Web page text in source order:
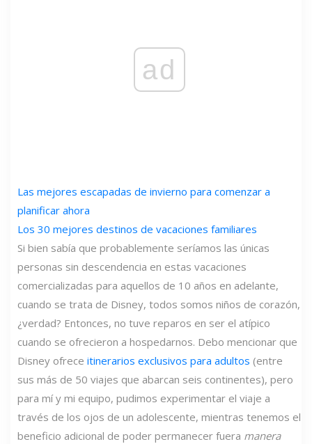
ad
Las mejores escapadas de invierno para comenzar a
planificar ahora
Los 30 mejores destinos de vacaciones familiares
Si bien sabía que probablemente seríamos las únicas
personas sin descendencia en estas vacaciones
comercializadas para aquellos de 10 años en adelante,
cuando se trata de Disney, todos somos niños de corazón,
¿verdad? Entonces, no tuve reparos en ser el atípico
cuando se ofrecieron a hospedarnos. Debo mencionar que
Disney ofrece itinerarios exclusivos para adultos (entre
sus más de 50 viajes que abarcan seis continentes), pero
para mí y mi equipo, pudimos experimentar el viaje a
través de los ojos de un adolescente, mientras tenemos el
beneficio adicional de poder permanecer fuera manera